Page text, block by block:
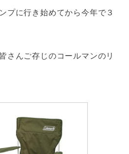
プに行き始めてから今年で３
さんご存じのコールマンのリ